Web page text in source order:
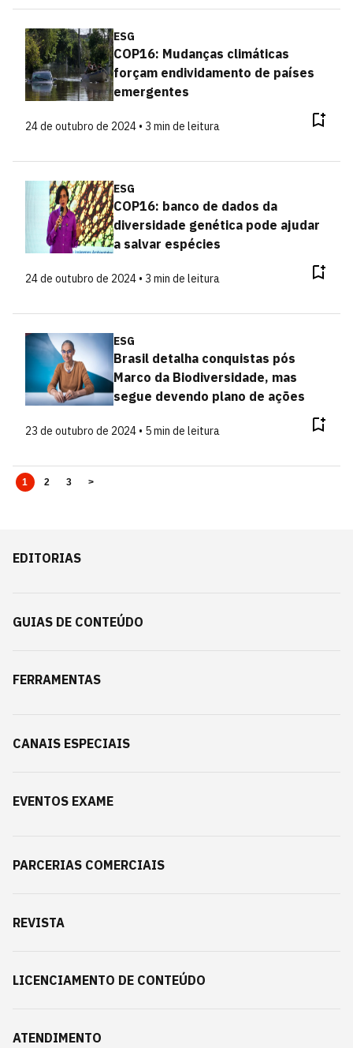
ESG
COP16: Mudanças climáticas
forçam endividamento de países
emergentes
24 de outubro de 2024 • 3 min de leitura
ESG
COP16: banco de dados da
diversidade genética pode ajudar
a salvar espécies
24 de outubro de 2024 • 3 min de leitura
ESG
Brasil detalha conquistas pós
Marco da Biodiversidade, mas
segue devendo plano de ações
23 de outubro de 2024 • 5 min de leitura
1 2 3 >
EDITORIAS
GUIAS DE CONTEÚDO
FERRAMENTAS
CANAIS ESPECIAIS
EVENTOS EXAME
PARCERIAS COMERCIAIS
REVISTA
LICENCIAMENTO DE CONTEÚDO
ATENDIMENTO